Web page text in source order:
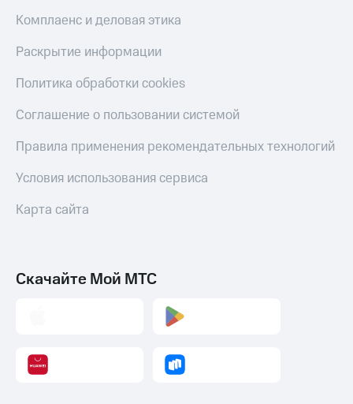
Комплаенс и деловая этика
Раскрытие информации
Политика обработки cookies
Соглашение о пользовании системой
Правила применения рекомендательных технологий
Условия использования сервиса
Карта сайта
Скачайте Мой МТС